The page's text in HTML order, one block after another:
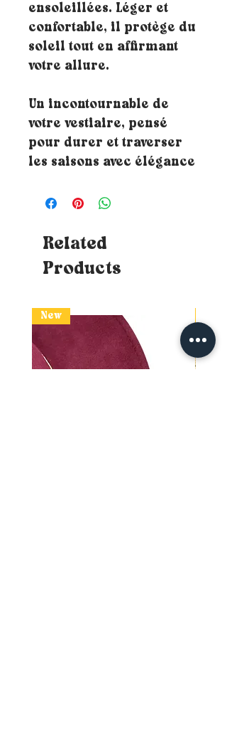
ensoleillées. Léger et
confortable, il protège du
soleil tout en affirmant
votre allure.
Un incontournable de
votre vestiaire, pensé
pour durer et traverser
les saisons avec élégance
Related
Products
New